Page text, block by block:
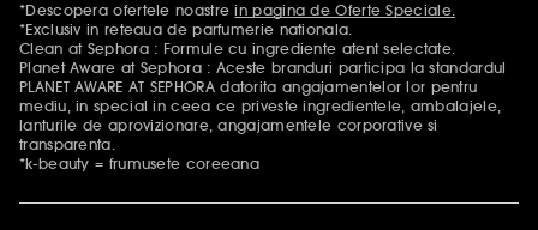
Mentiuni aditionale
*Descopera ofertele noastrein pagina de Oferte Speciale.
*Exclusiv in reteaua de parfumerie nationala.
Clean at Sephora : Formule cu ingrediente atent selectate.
Planet Aware at Sephora : Aceste branduri participa la standardul
PLANET AWARE AT SEPHORA datorita angajamentelor lor pentru
mediu, in special in ceea ce priveste ingredientele, ambalajele,
lanturile de aprovizionare, angajamentele corporative si
transparenta.
*k-beauty = frumusete coreeana